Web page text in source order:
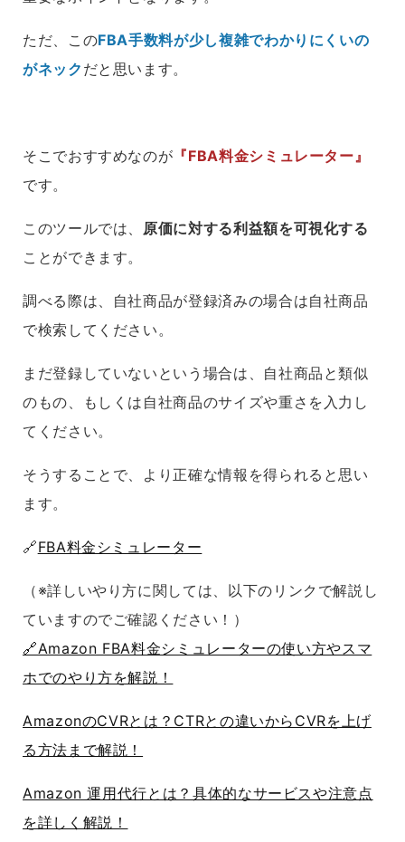
ただ、このFBA手数料が少し複雑でわかりにくいの
がネック だと思います。
そこでおすすめなのが 『FBA料金シミュレーター』
です。
このツールでは、 原価に対する利益額を可視化する
ことができます。
調べる際は、自社商品が登録済みの場合は自社商品
で検索してください。
まだ登録していないという場合は、自社商品と類似
のもの、もしくは自社商品のサイズや重さを入力し
てください。
そうすることで、より正確な情報を得られると思い
ます。
🔗FBA料金シミュレーター
（※詳しいやり方に関しては、以下のリンクで解説し
ていますのでご確認ください！）
🔗Amazon FBA料金シミュレーターの使い方やスマ
ホでのやり方を解説！
AmazonのCVRとは？CTRとの違いからCVRを上げ
る方法まで解説！
Amazon 運用代行とは？具体的なサービスや注意点
を詳しく解説！